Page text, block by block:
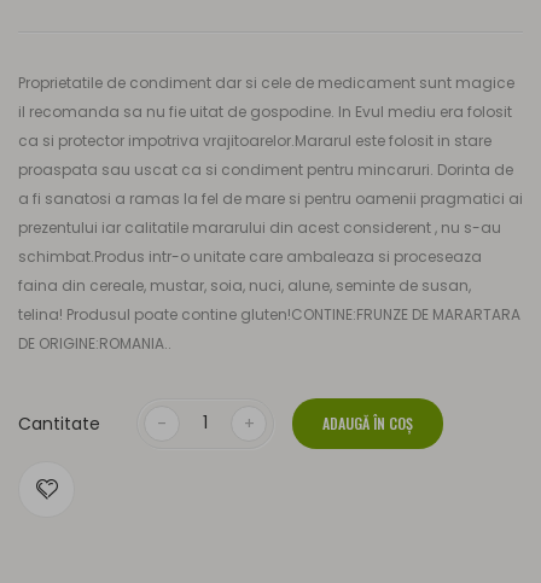
Proprietatile de condiment dar si cele de medicament sunt magice
il recomanda sa nu fie uitat de gospodine. In Evul mediu era folosit
ca si protector impotriva vrajitoarelor.Mararul este folosit in stare
proaspata sau uscat ca si condiment pentru mincaruri. Dorinta de
a fi sanatosi a ramas la fel de mare si pentru oamenii pragmatici ai
prezentului iar calitatile mararului din acest considerent , nu s-au
schimbat.Produs intr-o unitate care ambaleaza si proceseaza
faina din cereale, mustar, soia, nuci, alune, seminte de susan,
telina! Produsul poate contine gluten!CONTINE:FRUNZE DE MARARTARA
DE ORIGINE:ROMANIA..
Cantitate ADAUGĂ ÎN COŞ